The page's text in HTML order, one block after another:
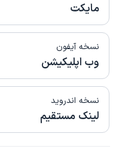
مایکت
نسخه آیفون
وب اپلیکیشن
نسخه اندروید
لینک مستقیم